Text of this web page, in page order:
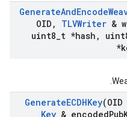
GenerateAndEncode
OID , TLVWriter &
uint8 t *hash ,
GenerateECDHKey
Key & encodedPub